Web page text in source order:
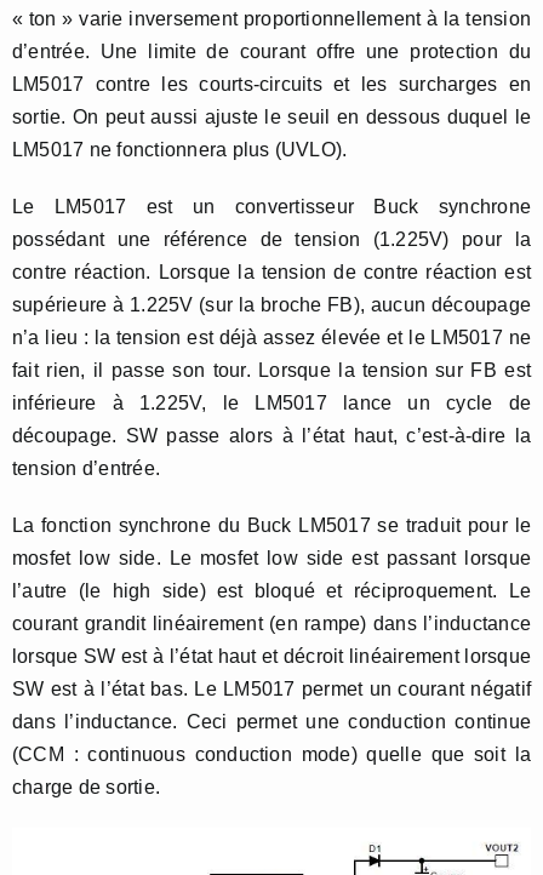
« ton » varie inversement proportionnellement à la tension
d’entrée. Une limite de courant offre une protection du
LM5017 contre les courts-circuits et les surcharges en
sortie. On peut aussi ajuste le seuil en dessous duquel le
LM5017 ne fonctionnera plus (UVLO).
Le LM5017 est un convertisseur Buck synchrone
possédant une référence de tension (1.225V) pour la
contre réaction. Lorsque la tension de contre réaction est
supérieure à 1.225V (sur la broche FB), aucun découpage
n’a lieu : la tension est déjà assez élevée et le LM5017 ne
fait rien, il passe son tour. Lorsque la tension sur FB est
inférieure à 1.225V, le LM5017 lance un cycle de
découpage. SW passe alors à l’état haut, c’est-à-dire la
tension d’entrée.
La fonction synchrone du Buck LM5017 se traduit pour le
mosfet low side. Le mosfet low side est passant lorsque
l’autre (le high side) est bloqué et réciproquement. Le
courant grandit linéairement (en rampe) dans l’inductance
lorsque SW est à l’état haut et décroit linéairement lorsque
SW est à l’état bas. Le LM5017 permet un courant négatif
dans l’inductance. Ceci permet une conduction continue
(CCM : continuous conduction mode) quelle que soit la
charge de sortie.